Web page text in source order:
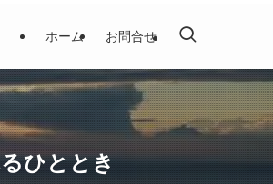
ホーム お問合せ
ひととき